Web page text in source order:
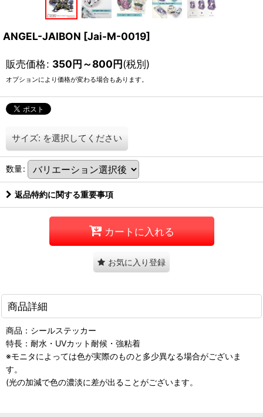
ANGEL-JAIBON [Jai-M-0019]
販売価格: 350円～800円(税別)
オプションにより価格が変わる場合もあります。
サイズ: を選択してください
数量:
返品特約に関する重要事項
カートに入れる
お気に入り登録
商品詳細
商品：シールステッカー
特長：耐水・UVカット耐候・強粘着
※モニタによっては色が実際のものと多少異なる場合がございま
す。
(光の加減で色の濃淡に差が出ることがございます。